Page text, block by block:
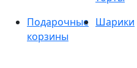
Подарочные
корзины
Шарики